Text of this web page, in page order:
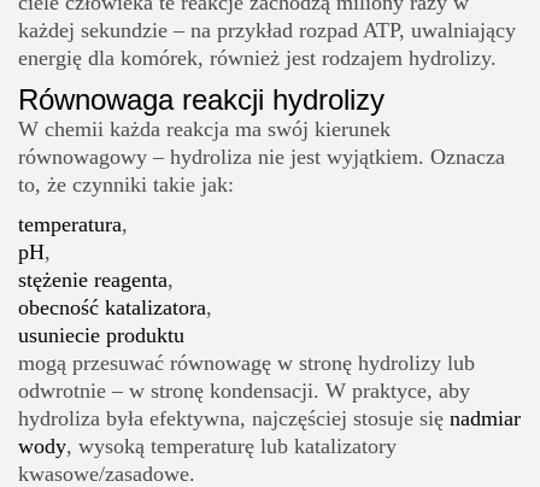
każdej sekundzie – na przykład rozpad ATP, uwalniający
energię dla komórek, również jest rodzajem hydrolizy.
Równowaga reakcji hydrolizy
W chemii każda reakcja ma swój kierunek
równowagowy – hydroliza nie jest wyjątkiem. Oznacza
to, że czynniki takie jak:
temperatura,
pH,
stężenie reagenta,
obecność katalizatora,
usuniecie produktu
mogą przesuwać równowagę w stronę hydrolizy lub
odwrotnie – w stronę kondensacji. W praktyce, aby
hydroliza była efektywna, najczęściej stosuje się nadmiar
wody, wysoką temperaturę lub katalizatory
kwasowe/zasadowe.